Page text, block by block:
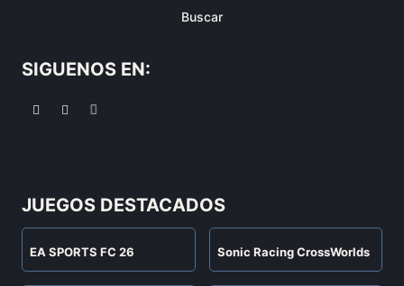
Buscar
SIGUENOS EN:
JUEGOS DESTACADOS
EA SPORTS FC 26 Sonic Racing CrossWorlds